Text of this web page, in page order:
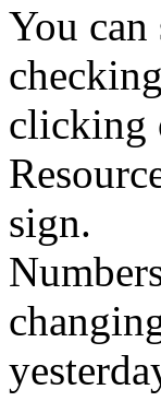
You can
clicking
sign.